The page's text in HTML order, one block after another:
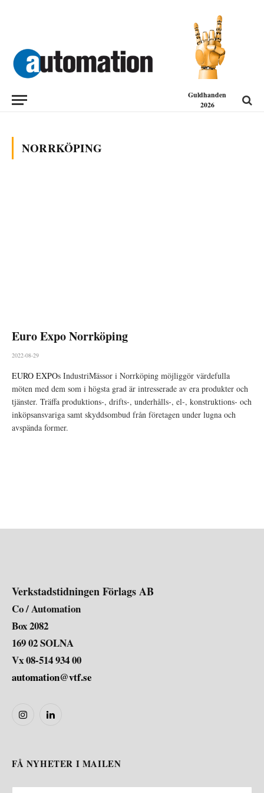
Guldhanden
2026
NORRKÖPING
Euro Expo Norrköping
2022-08-29
EURO EXPOs IndustriMässor i Norrköping möjliggör värdefulla
möten med dem som i högsta grad är intresserade av era produkter och
tjänster. Träffa produktions-, drifts-, underhålls-, el-, konstruktions- och
inköpsansvariga samt skyddsombud från företagen under lugna och
avspända former.
Verkstadstidningen Förlags AB
Co / Automation
Box 2082
169 02 SOLNA
Vx 08-514 934 00
automation@vtf.se
InstagramLinkedIn
FÅ NYHETER I MAILEN